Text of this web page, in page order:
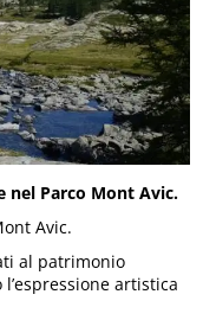
Parco Mont Avic.
Avic.
al patrimonio
artistica